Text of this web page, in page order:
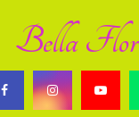
Bella Flor